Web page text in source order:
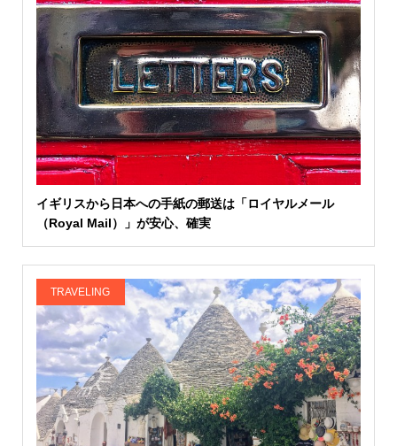
イギリスから日本への手紙の郵送は「ロイヤルメール
（Royal Mail）」が安心、確実
TRAVELING